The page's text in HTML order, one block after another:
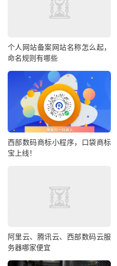
个人网站备案网站名称怎么起，
命名规则有哪些
西部数码商标小程序，口袋商标
宝上线！
阿里云、腾讯云、西部数码云服
务器哪家便宜